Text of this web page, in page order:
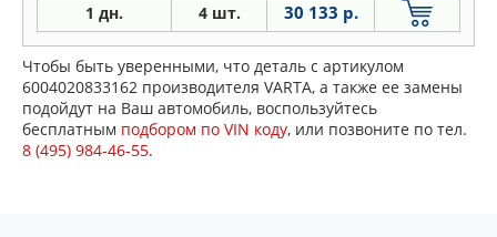
1 дн. 4 шт. 30 133 р.
Чтобы быть уверенными, что деталь с артикулом
6004020833162 производителя VARTA, а также ее замены
подойдут на Ваш автомобиль, воспользуйтесь
бесплатным подбором по VIN коду, или позвоните по тел.
8 (495) 984-46-55.